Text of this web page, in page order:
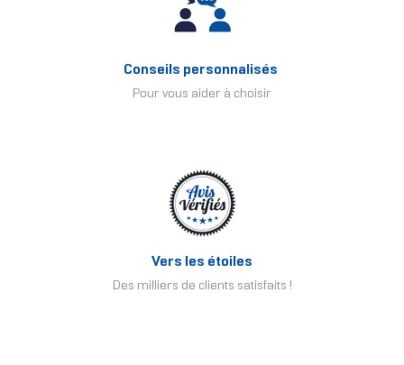
Conseils personnalisés
Pour vous aider à choisir
Vers les étoiles
Des milliers de clients satisfaits !